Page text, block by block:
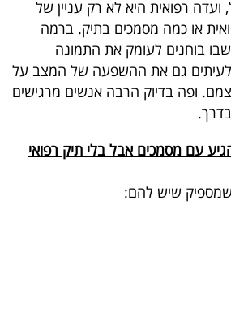
רפואית היא לא רק עניין של
או כמה מסמכים בתיק. ברמה
בוחנים לעומק את התמונה
גם את ההשפעה של המצב על
ופה בדיוק הרבה אנשים מרגישים
.
עם מסמכים אבל בלי תיק רפואי
שיש להם: